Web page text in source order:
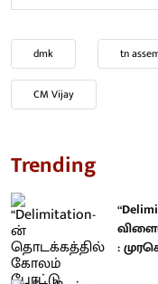
dmk tn
CM Vijay
Trending
: